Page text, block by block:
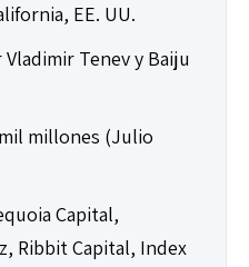
EE. UU.
Vladimir Tenev y Baiju
millones (Julio
Capital,
Ribbit Capital, Index